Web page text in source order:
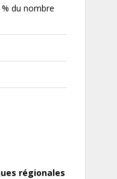
du nombre
régionales